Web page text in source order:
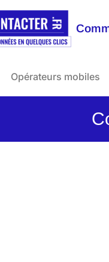
Opérateurs mobiles